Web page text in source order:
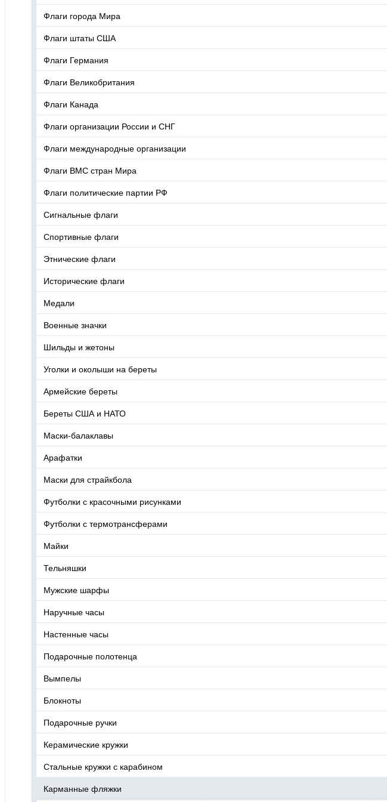
Флаги города Мира
Флаги штаты США
Флаги Германия
Флаги Великобритания
Флаги Канада
Флаги организации России и СНГ
Флаги международные организации
Флаги ВМС стран Мира
Флаги политические партии РФ
Сигнальные флаги
Спортивные флаги
Этнические флаги
Исторические флаги
Медали
Военные значки
Шильды и жетоны
Уголки и околыши на береты
Армейские береты
Береты США и НАТО
Маски-балаклавы
Арафатки
Маски для страйкбола
Футболки с красочными рисунками
Футболки с термотрансферами
Майки
Тельняшки
Мужские шарфы
Наручные часы
Настенные часы
Подарочные полотенца
Вымпелы
Блокноты
Подарочные ручки
Керамические кружки
Стальные кружки с карабином
Карманные фляжки